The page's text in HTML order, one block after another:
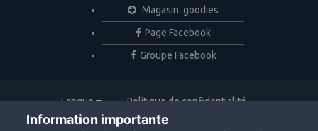
Magasin: goodies
Page Facebook
Groupe Facebook
Langue
Politique de confidentialité
Nous contacter
Information importante